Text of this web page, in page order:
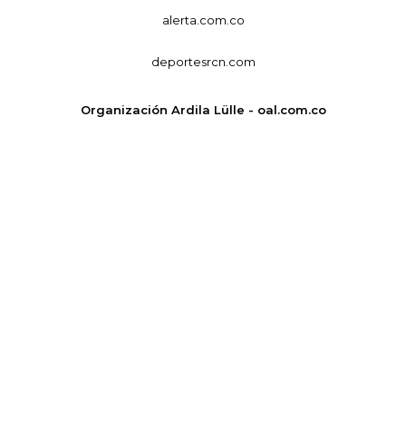
alerta.com.co
deportesrcn.com
Organización Ardila Lülle - oal.com.co